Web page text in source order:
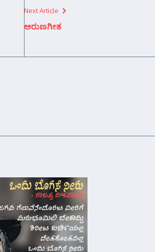
Next Article
ಅರುಣಗೀತ